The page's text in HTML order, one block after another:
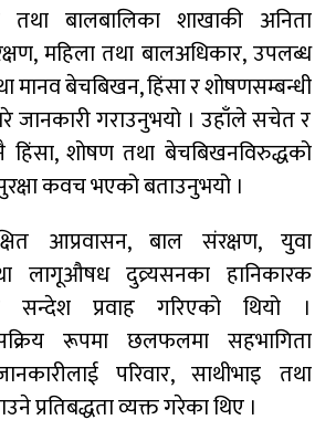
तथा बालबालिका शाखाकी अनिता
महिला तथा बालअधिकार, उपलब्ध
मानव बेचबिखन, हिंसा र शोषणसम्बन्धी
जानकारी गराउनुभयो । उहाँले सचेत र
शोषण तथा बेचबिखनविरुद्धको
कवच भएको बताउनुभयो ।
आप्रवासन, बाल संरक्षण, युवा
लागूऔषध दुव्र्यसनका हानिकारक
सन्देश प्रवाह गरिएको थियो ।
रूपमा छलफलमा सहभागिता
परिवार, साथीभाइ तथा
प्रतिबद्धता व्यक्त गरेका थिए ।